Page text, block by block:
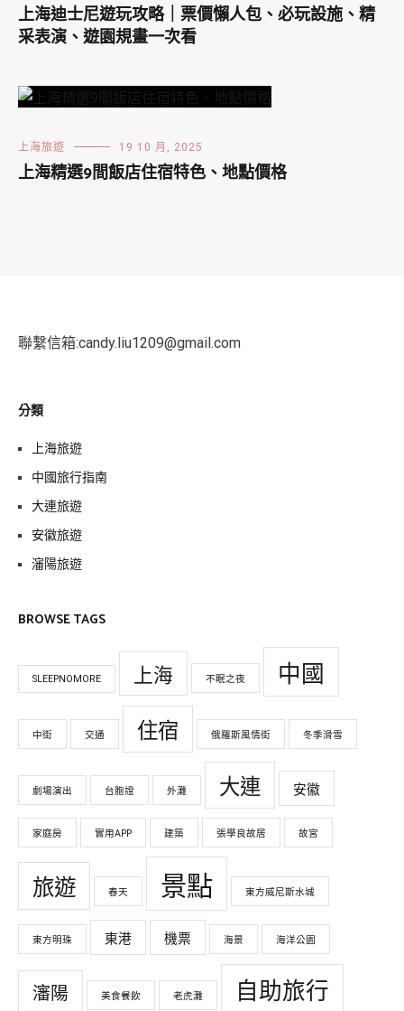
上海迪士尼遊玩攻略｜票價懶人包、必玩設施、精
采表演、遊園規畫一次看
上海旅遊 19 10 月, 2025
上海精選9間飯店住宿特色、地點價格
聯繫信箱:candy.liu1209@gmail.com
分類
上海旅遊
中國旅行指南
大連旅遊
安徽旅遊
瀋陽旅遊
BROWSE TAGS
SLEEPNOMORE 上海 不眠之夜 中國
中街 交通 住宿 俄羅斯風情街 冬季滑雪
劇場演出 台胞證 外灘 大連 安徽
家庭房 實用APP 建築 張學良故居 故宮
旅遊 春天 景點 東方威尼斯水城
東方明珠 東港 機票 海景 海洋公園
瀋陽 美食餐飲 老虎灘 自助旅行